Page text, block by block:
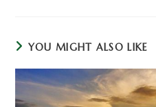
YOU MIGHT ALSO LIKE